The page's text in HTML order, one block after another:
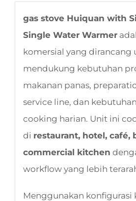
gas stove Huiquan with
Single Water Warmer
komersial yang dirancang
mendukung kebutuhan
makanan panas,
service line, dan
cooking harian. Unit ini
di restaurant, hotel, café,
commercial kitchen
workflow yang lebih
Menggunakan konfigurasi